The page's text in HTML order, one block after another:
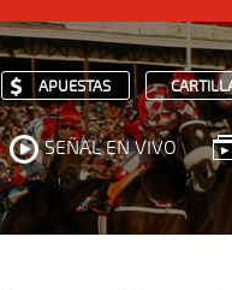
APUESTAS
SEÑAL EN VIVO